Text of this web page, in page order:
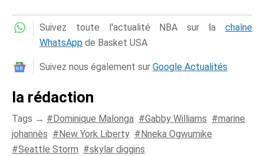
Suivez toute l'actualité NBA sur la chaîne
WhatsApp de Basket USA
Suivez nous également sur Google Actualités
la rédaction
Tags → Dominique Malonga Gabby Williams
marine
johannès
New York Liberty
Nneka Ogwumike
Seattle Storm
skylar diggins